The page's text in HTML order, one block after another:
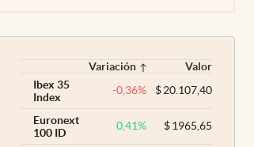
Variación
Valor
Ibex 35
Index
-0,36% $20.107,40
Euronext
100 ID
0,41% $1965,65